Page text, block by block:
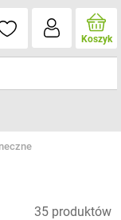
Koszyk
35 produktów